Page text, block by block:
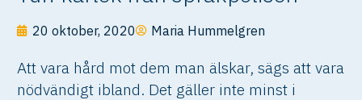
20 oktober, 2020 Maria Hummelgren
Att vara hård mot dem man älskar, sägs att vara
nödvändigt ibland. Det gäller inte minst i